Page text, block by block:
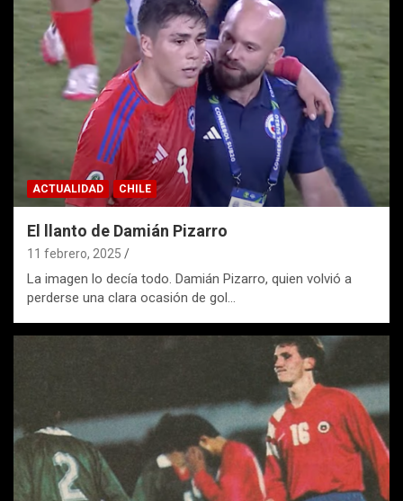
ACTUALIDAD CHILE
El llanto de Damián Pizarro
11 febrero, 2025
La imagen lo decía todo. Damián Pizarro, quien volvió a
perderse una clara ocasión de gol…